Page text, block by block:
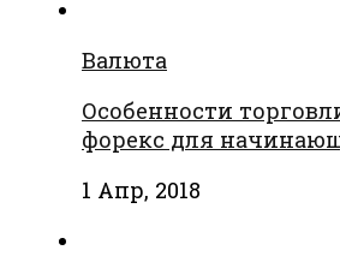
Валюта
Особенности
форекс для
1 Апр, 2018